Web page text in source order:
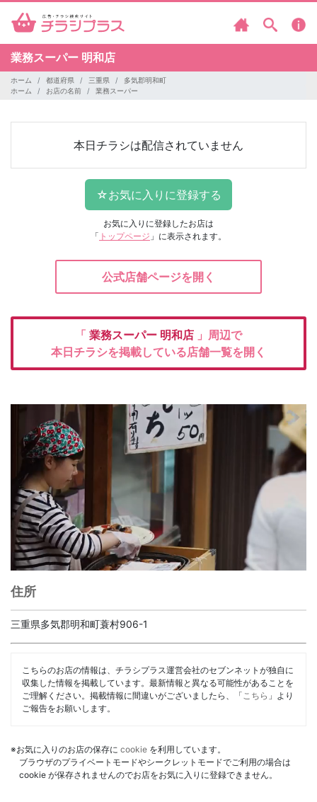
業務スーパー 明和店
ホーム 都道府県 三重県
多気郡明和町
ホーム
お店の名前 業務スーパー
本日チラシは配信されていません
お気に入りに登録したお店は
「 トップページ 」に表示されます。
公式店舗ページを開く
「 業務スーパー 明和店 」周辺で
本日チラシを掲載している店舗一覧を開く
住所
三重県多気郡明和町蓑村906-1
こちらのお店の情報は、チラシプラス運営会社のセブンネットが独自に
収集した情報を掲載しています。最新情報と異なる可能性があることを
ご理解ください。掲載情報に間違いがございましたら、「 こちら 」より
ご報告をお願いします。
※お気に入りのお店の保存に cookie を利用しています。
ブラウザのプライベートモードやシークレットモードでご利用の場合は
cookie が保存されませんのでお店をお気に入りに登録できません。